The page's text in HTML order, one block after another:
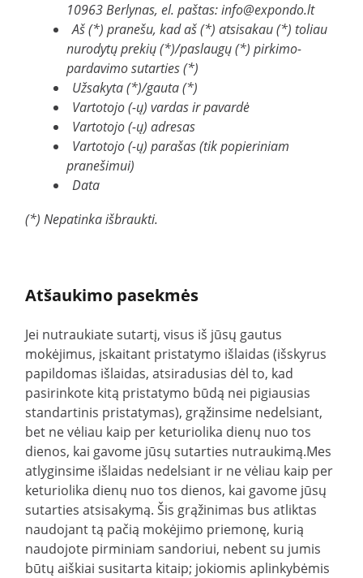
10963 Berlynas, el. paštas:info@expondo.lt
Aš (*) pranešu, kad aš (*) atsisakau (*) toliau
nurodytų prekių (*)/paslaugų (*) pirkimo-
pardavimo sutarties (*)
Užsakyta (*)/gauta (*)
Vartotojo (-ų) vardas ir pavardė
Vartotojo (-ų) adresas
Vartotojo (-ų) parašas (tik popieriniam
pranešimui)
Data
(*) Nepatinka išbraukti.
Atšaukimo pasekmės
Jei nutraukiate sutartį, visus iš jūsų gautus
mokėjimus, įskaitant pristatymo išlaidas (išskyrus
papildomas išlaidas, atsiradusias dėl to, kad
pasirinkote kitą pristatymo būdą nei pigiausias
standartinis pristatymas), grąžinsime nedelsiant,
bet ne vėliau kaip per keturiolika dienų nuo tos
dienos, kai gavome jūsų sutarties nutraukimą.Mes
atlyginsime išlaidas nedelsiant ir ne vėliau kaip per
keturiolika dienų nuo tos dienos, kai gavome jūsų
sutarties atsisakymą. Šis grąžinimas bus atliktas
naudojant tą pačią mokėjimo priemonę, kurią
naudojote pirminiam sandoriui, nebent su jumis
būtų aiškiai susitarta kitaip; jokiomis aplinkybėmis